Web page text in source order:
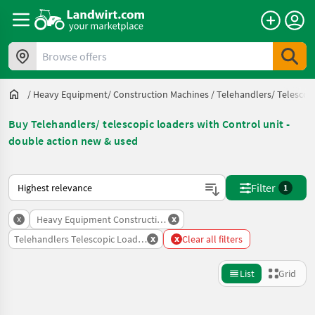
Browse offers
/ Heavy Equipment/ Construction Machines /Telehandlers/
Buy Telehandlers/ telescopic loaders with Control unit -
double action new & used
This is how sorting works on Landwirt.com
Filter 1
x Heavy Equipment Construction Machines
x
Telehandlers Telescopic Loadersx x Clear all filters
List Grid